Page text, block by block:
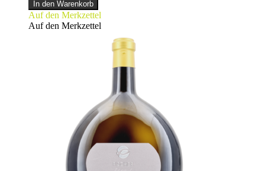
In den Warenkorb
Auf den Merkzettel
Auf den Merkzettel